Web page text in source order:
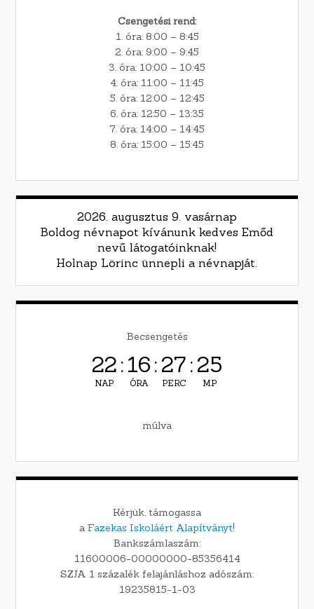
Csengetési rend:
1. óra: 8:00 – 8:45
2. óra: 9:00 – 9:45
3. óra: 10:00 – 10:45
4. óra: 11:00 – 11:45
5. óra: 12:00 – 12:45
6. óra: 12:50 – 13:35
7. óra: 14:00 – 14:45
8. óra: 15:00 – 15:45
2026. augusztus 9. vasárnap
Boldog névnapot kívánunk kedves Emőd
nevű látogatóinknak!
Holnap Lörinc ünnepli a névnapját.
Becsengetés
22
NAP
:16
ÓRA
:27
PERC
:22
MP
múlva
Kérjük, támogassa
a Fazekas Iskoláért Alapítványt!
Bankszámlaszám:
11600006-00000000-85356414
SZJA 1 százalék felajánláshoz adószám:
19235815-1-03